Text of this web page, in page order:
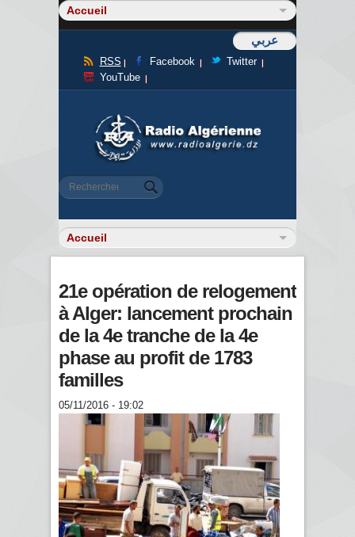
عربي
RSS Facebook
Twitter
YouTube
Formulaire de recherche
Rechercher
21e opération de relogement
à Alger: lancement prochain
de la 4e tranche de la 4e
phase au profit de 1783
familles
05/11/2016 - 19:02